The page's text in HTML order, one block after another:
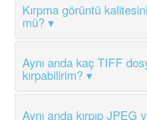
Kırpma görüntü
mü?
Aynı anda kaç TIFF
kırpabilirim?
Aynı anda kırpıp JPEG